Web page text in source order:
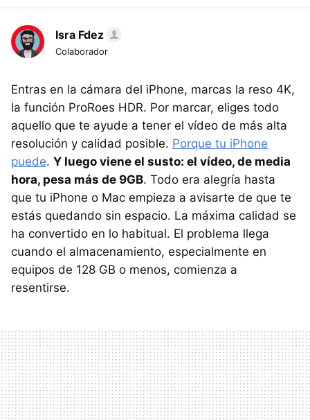
Isra Fdez
Colaborador
Entras en la cámara del iPhone, marcas la reso 4K,
la función ProRoes HDR. Por marcar, eliges todo
aquello que te ayude a tener el vídeo de más alta
resolución y calidad posible. Porque tu iPhone
puede. Y luego viene el susto: el vídeo, de media
hora, pesa más de 9GB. Todo era alegría hasta
que tu iPhone o Mac empieza a avisarte de que te
estás quedando sin espacio. La máxima calidad se
ha convertido en lo habitual. El problema llega
cuando el almacenamiento, especialmente en
equipos de 128 GB o menos, comienza a
resentirse.